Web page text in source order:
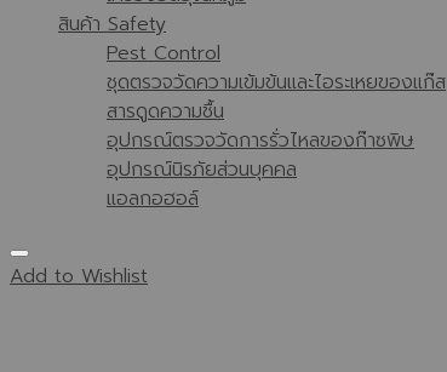
สินค้า Safety
Pest Control
ชุดตรวจวัดความเข้มข้นและไอระเหยของแก๊ส
สารดูดความชื้น
อุปกรณ์ตรวจวัดการรั่วไหลของก๊าซพิษ
อุปกรณ์นิรภัยส่วนบุคคล
แอลกอฮอล์
Add to Wishlist